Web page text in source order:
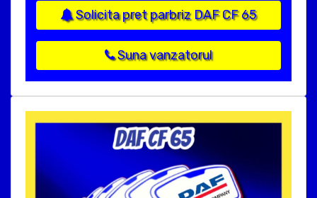
Solicita pret parbriz DAF CF 65
Suna vanzatorul